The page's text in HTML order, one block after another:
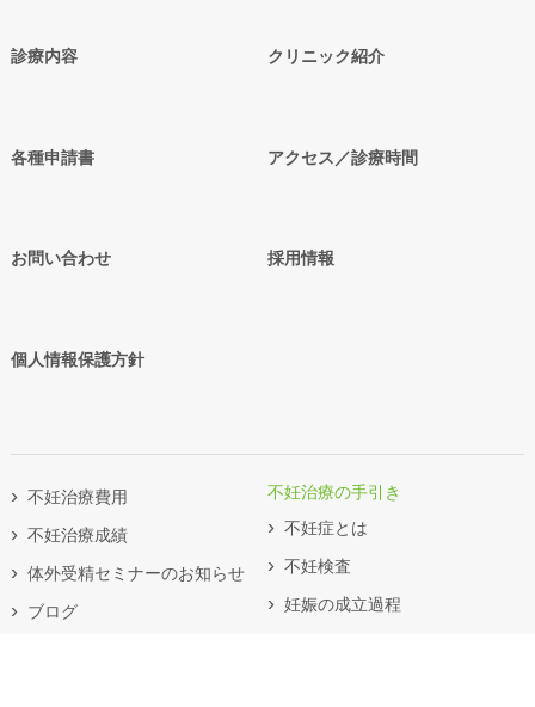
診療内容 クリニック紹介
各種申請書 アクセス／診療時間
お問い合わせ 採用情報
個人情報保護方針
不妊治療費用
不妊治療成績
体外受精セミナーのお知らせ
ブログ
不妊治療の手引き
不妊症とは
不妊検査
妊娠の成立過程